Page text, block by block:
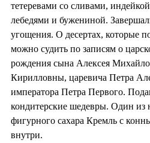
тетеревами со сливами,
лебедями и бужениной.
угощения. О десертах, которые
можно судить по записям о
рождения сына Алексея
Кирилловны, царевича Петра
императора Петра Первого.
кондитерские шедевры. Один
фигурного сахара Кремль с
внутри.